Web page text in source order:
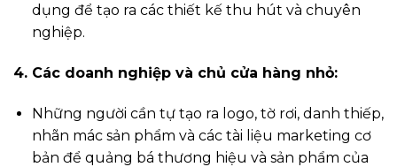
dụng để tạo ra các thiết kế thu hút và chuyên
nghiệp.
4. Các doanh nghiệp và chủ cửa hàng nhỏ:
Những người cần tự tạo ra logo, tờ rơi, danh thiếp,
nhãn mác sản phẩm và các tài liệu marketing cơ
bản để quảng bá thương hiệu và sản phẩm của